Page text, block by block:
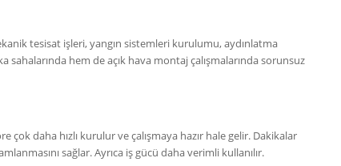
tesisat işleri, yangın sistemleri kurulumu, aydınlatma
hem de açık hava montaj çalışmalarında sorunsuz
daha hızlı kurulur ve çalışmaya hazır hale gelir. Dakikalar
sağlar. Ayrıca iş gücü daha verimli kullanılır.